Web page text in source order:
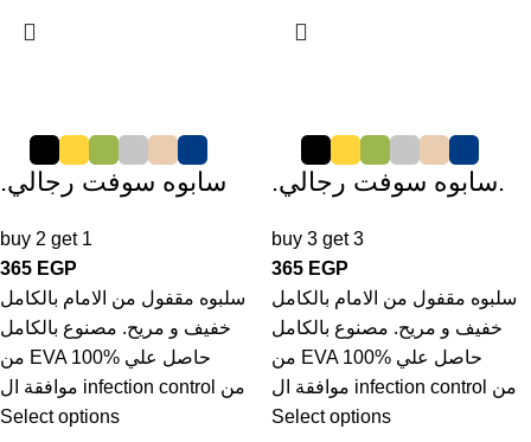
.سابوه سوفت رجالي
buy 2 get 1
365 EGP
سلبوه مقفول من الامام بالكامل
خفيف و مريح. مصنوع بالكامل
من EVA 100% حاصل علي
موافقة ال infection control من
Select options
.سابوه سوفت رجالي.
buy 3 get 3
365 EGP
سلبوه مقفول من الامام بالكامل
خفيف و مريح. مصنوع بالكامل
من EVA 100% حاصل علي
موافقة ال infection control من
Select options